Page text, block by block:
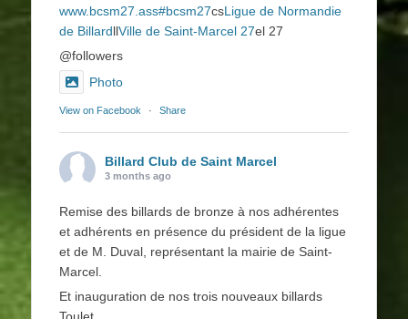
www.bcsm27.ass#bcsm27csLigue de Normandie
de BillardllVille de Saint-Marcel 27el 27
@followers
Photo
View on Facebook · Share
Billard Club de Saint Marcel
3 months ago
Remise des billards de bronze à nos adhérentes
et adhérents en présence du président de la ligue
et de M. Duval, représentant la mairie de Saint-
Marcel.
Et inauguration de nos trois nouveaux billards